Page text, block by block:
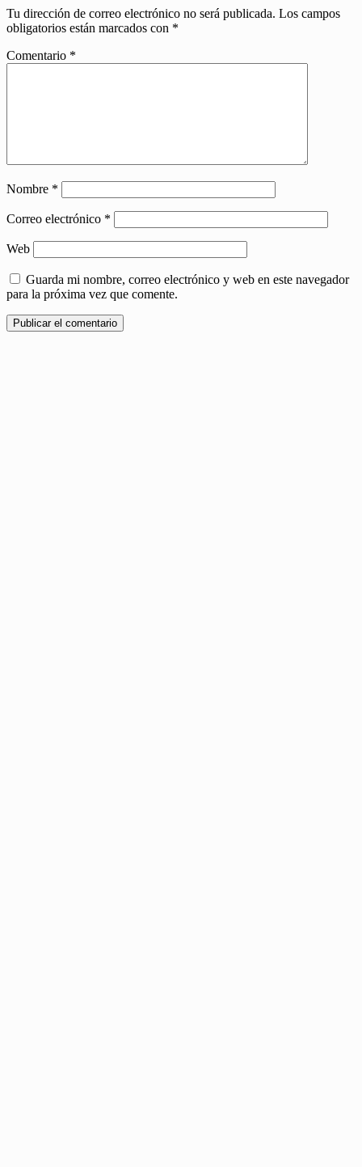
Tu dirección de correo electrónico no será publicada. Los campos
obligatorios están marcados con *
Comentario *
Nombre *
Correo electrónico *
Web
Guarda mi nombre, correo electrónico y web en este navegador
para la próxima vez que comente.